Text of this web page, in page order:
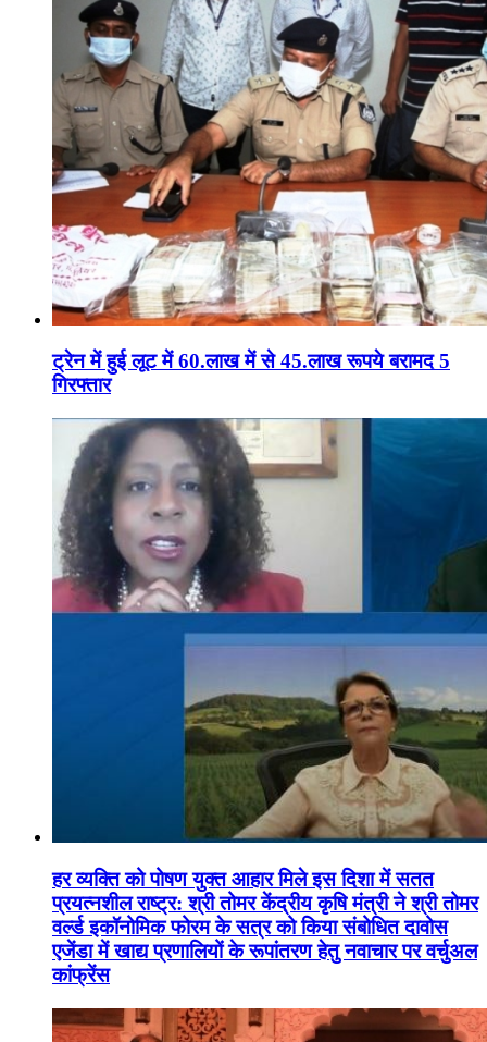
ट्रेन में हुई लूट में 60.लाख में से 45.लाख रूपये बरामद 5
गिरफ्तार
हर व्यक्ति को पोषण युक्त आहार मिले इस दिशा में सतत
प्रयत्नशील राष्ट्र: श्री तोमर केंद्रीय कृषि मंत्री ने श्री तोमर
वर्ल्ड इकॉनोमिक फोरम के सत्र को किया संबोधित दावोस
एजेंडा में खाद्य प्रणालियों के रूपांतरण हेतु नवाचार पर वर्चुअल
कांफ्रेंस